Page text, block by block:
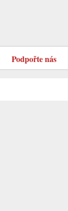
Podpořte nás